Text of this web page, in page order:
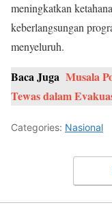
meningkatkan
keberlangsungan
menyeluruh.
Baca Juga Musala
Tewas dalam
Categories: Nasional